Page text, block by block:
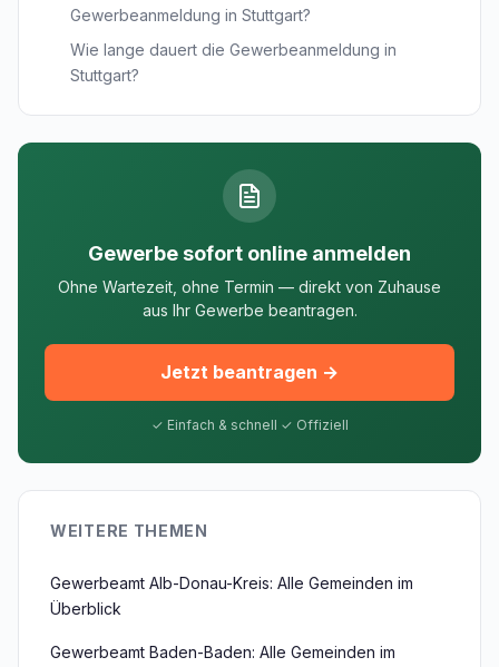
Gewerbeanmeldung in Stuttgart?
Wie lange dauert die Gewerbeanmeldung in
Stuttgart?
Gewerbe sofort online anmelden
Ohne Wartezeit, ohne Termin — direkt von Zuhause
aus Ihr Gewerbe beantragen.
Jetzt beantragen →
✓ Einfach & schnell ✓ Offiziell
WEITERE THEMEN
Gewerbeamt Alb-Donau-Kreis: Alle Gemeinden im
Überblick
Gewerbeamt Baden-Baden: Alle Gemeinden im